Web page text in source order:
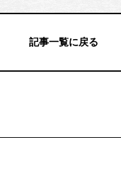
記事一覧に戻る